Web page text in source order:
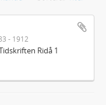
- 1912
Ridå 1